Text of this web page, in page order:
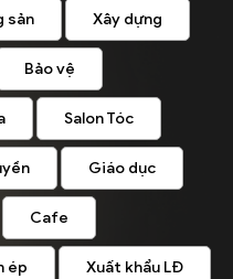
sản Xây dựng
Bảo vệ
Salon Tóc
Giáo dục
Cafe
ép Xuất khẩu LĐ